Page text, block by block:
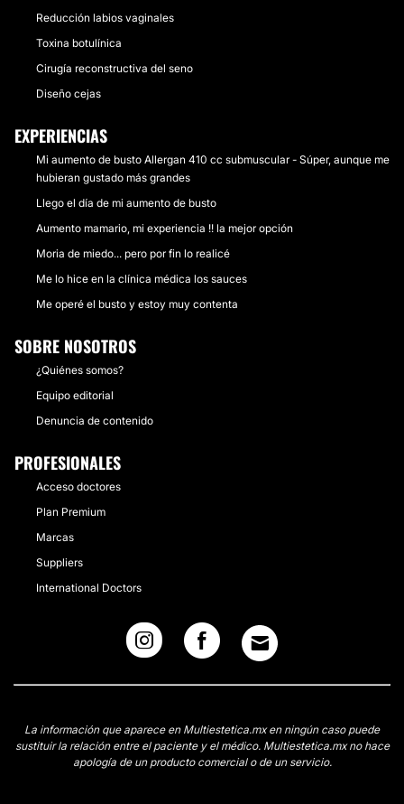
Reducción labios vaginales
Toxina botulínica
Cirugía reconstructiva del seno
Diseño cejas
EXPERIENCIAS
Mi aumento de busto Allergan 410 cc submuscular - Súper, aunque me
hubieran gustado más grandes
Llego el día de mi aumento de busto
Aumento mamario, mi experiencia !! la mejor opción
Moria de miedo... pero por fin lo realicé
Me lo hice en la clínica médica los sauces
Me operé el busto y estoy muy contenta
SOBRE NOSOTROS
¿Quiénes somos?
Equipo editorial
Denuncia de contenido
PROFESIONALES
Acceso doctores
Plan Premium
Marcas
Suppliers
International Doctors
La información que aparece en Multiestetica.mx en ningún caso puede
sustituir la relación entre el paciente y el médico. Multiestetica.mx no hace
apología de un producto comercial o de un servicio.